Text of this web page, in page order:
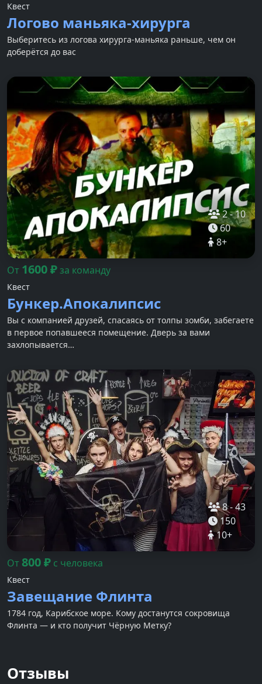
Квест
Логово маньяка-хирурга
Выберитесь из логова хирурга-маньяка раньше, чем он
доберётся до вас
2-10
60
8+
От 1600₽за команду
Квест
Бункер.Апокалипсис
Вы с компанией друзей, спасаясь от толпы зомби, забегаете
в первое попавшееся помещение. Дверь за вами
захлопывается…
8-43
150
10+
От800₽ с человека
Квест
Завещание Флинта
1784 год, Карибское море. Кому достанутся сокровища
Флинта — и кто получит Чёрную Метку?
Отзывы